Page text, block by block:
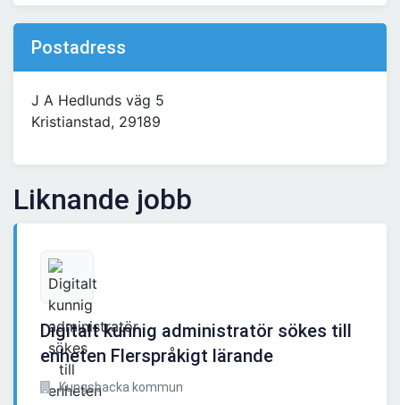
Postadress
J A Hedlunds väg 5
Kristianstad, 29189
Liknande jobb
Digitalt kunnig administratör sökes till
enheten Flerspråkigt lärande
Kungsbacka kommun